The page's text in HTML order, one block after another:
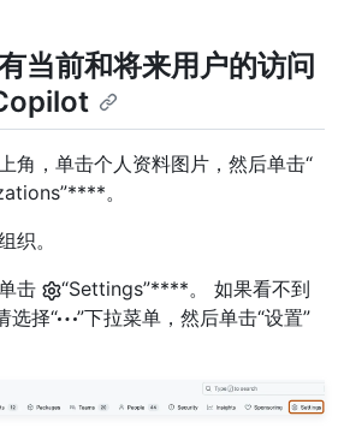
当前和将来用户的访问
角，单击个人资料图片，然后单击“
。
织。
击
“Settings”****。 如果看不到
选择“
”下拉菜单，然后单击“设置”